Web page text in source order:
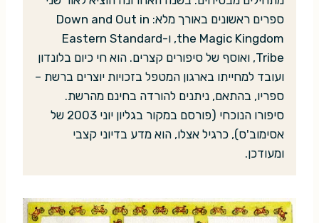
ספרים ראשונים באורך מלא: Down and Out in
the Magic Kingdom, ו-Eastern Standard
Tribe, ואוסף של סיפורים קצרים. הוא חי כיום בלונדון
ועובד למחייתו בארגון המטפל בזכויות יוצרים ברשת –
ספריו, בהתאם, ניתנים להורדה בחינם מהרשת.
סיפורו הנוכחי (פורסם במקור בגליון יוני 2003 של
אסימוב'ס), כרגיל אצלו, הוא מדע בדיוני קצבי
ומעודכן.